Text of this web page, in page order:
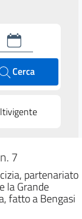
Cerca
7
partenariato
la Grande
fatto a Bengasi